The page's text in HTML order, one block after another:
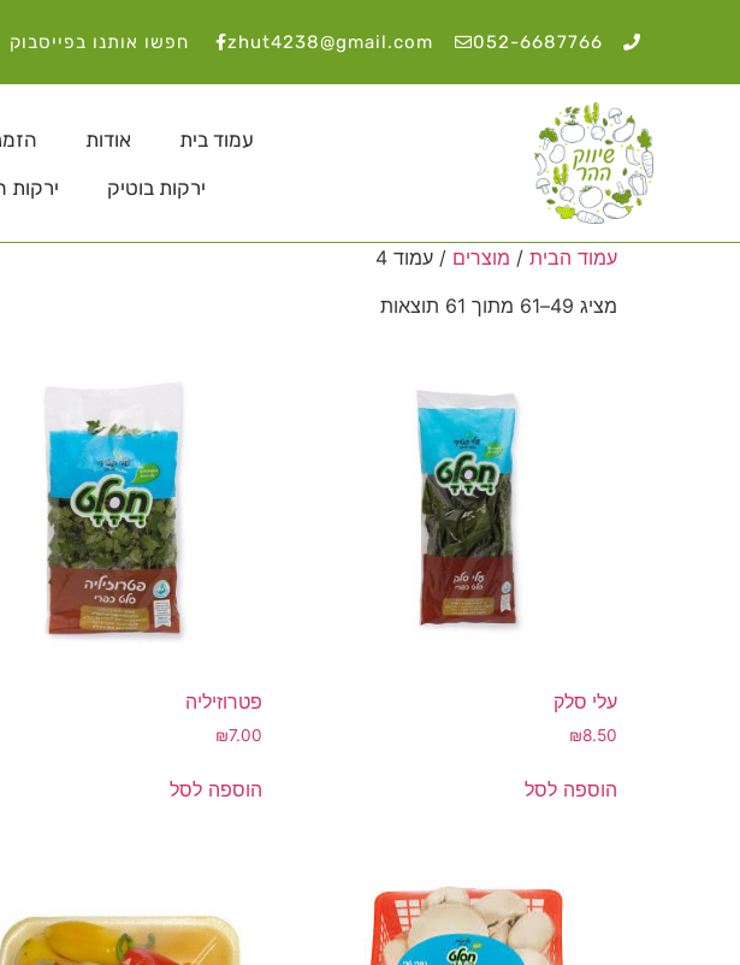
052-6687766
zhut4238@gmail.com חפשו אותנו בפייסבוק
עמוד בית אודות
ירקות בוטיק
ירקות
עמוד הבית / מוצרים / עמוד 4
מציג 49–61 מתוך 61 תוצאות
עלי סלק
₪8.50
הוספה לסל
פטרוזיליה
₪7.00
הוספה לסל